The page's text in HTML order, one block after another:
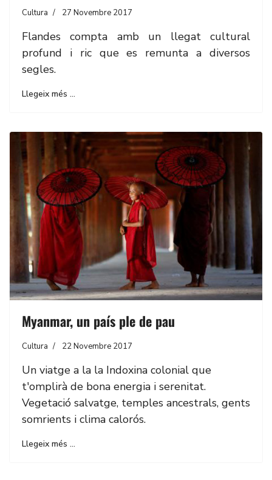
Cultura 27 Novembre 2017
Flandes compta amb un llegat cultural
profund i ric que es remunta a diversos
segles.
Llegeix més …
Myanmar, un país ple de pau
Cultura 22 Novembre 2017
Un viatge a la la Indoxina colonial que
t'omplirà de bona energia i serenitat.
Vegetació salvatge, temples ancestrals, gents
somrients i clima calorós.
Llegeix més …